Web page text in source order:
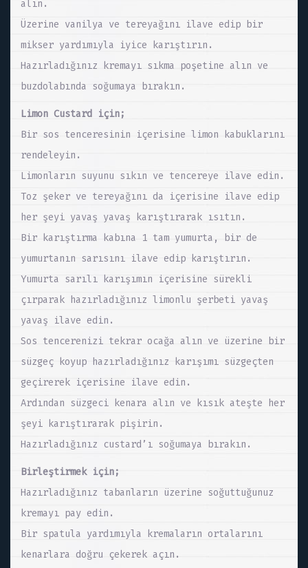
alın.
Üzerine vanilya ve tereyağını ilave edip bir
mikser yardımıyla iyice karıştırın.
Hazırladığınız kremayı sıkma poşetine alın ve
buzdolabında soğumaya bırakın.
Limon Custard için;
Bir sos tenceresinin içerisine limon kabuklarını
rendeleyin.
Limonların suyunu sıkın ve tencereye ilave edin.
Toz şeker ve tereyağını da içerisine ilave edip
her şeyi yavaş yavaş karıştırarak ısıtın.
Bir karıştırma kabına 1 tam yumurta, bir de
yumurtanın sarısını ilave edip karıştırın.
Yumurta sarılı karışımın içerisine sürekli
çırparak hazırladığınız limonlu şerbeti yavaş
yavaş ilave edin.
Sos tencerenizi tekrar ocağa alın ve üzerine bir
süzgeç koyup hazırladığınız karışımı süzgeçten
geçirerek içerisine ilave edin.
Ardından süzgeci kenara alın ve kısık ateşte her
şeyi karıştırarak pişirin.
Hazırladığınız custard’ı soğumaya bırakın.
Birleştirmek için;
Hazırladığınız tabanların üzerine soğuttuğunuz
kremayı pay edin.
Bir spatula yardımıyla kremaların ortalarını
kenarlara doğru çekerek açın.